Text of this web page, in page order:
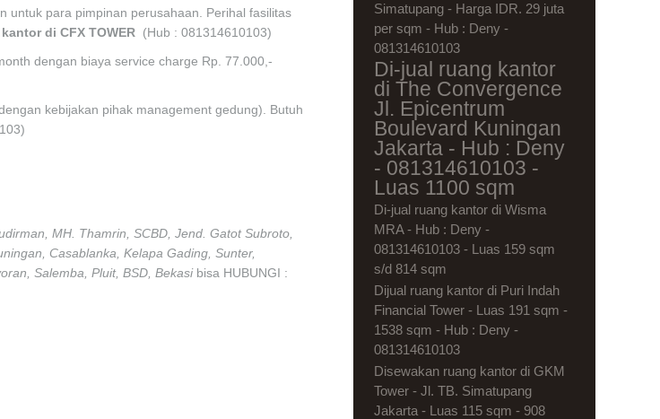
untuk para pimpinan perusahaan. Perihal fasilitas
di CFX TOWER (Hub : 081314610103)
dengan biaya service charge Rp. 77.000,-
kebijakan pihak management gedung). Butuh
MH. Thamrin, SCBD, Jend. Gatot Subroto,
Casablanka, Kelapa Gading, Sunter,
Salemba, Pluit, BSD, Bekasibisa HUBUNGI :
Simatupang - Harga IDR. 29 juta
per sqm - Hub : Deny -
081314610103
Di-jual ruang kantor
di The Convergence
Jl. Epicentrum
Boulevard Kuningan
Jakarta - Hub : Deny
- 081314610103 -
Luas 1100 sqm
Di-jual ruang kantor di Wisma
MRA - Hub : Deny -
081314610103 - Luas 159 sqm
s/d 814 sqm
Dijual ruang kantor di Puri Indah
Financial Tower - Luas 191 sqm -
1538 sqm - Hub : Deny -
081314610103
Disewakan ruang kantor di GKM
Tower - Jl. TB. Simatupang
Jakarta - Luas 115 sqm - 908